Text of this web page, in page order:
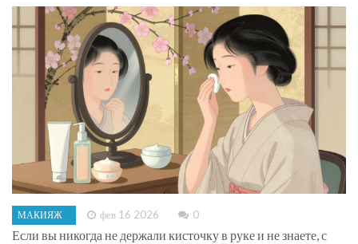
МАКИЯЖ фев 16 2026 0
Если вы никогда не держали кисточку в руке и не знаете, с